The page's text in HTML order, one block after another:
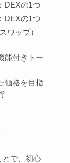
DEXの1つ
DEXの1つ
ワップ）：
能付きトー
価格を目指
とで、初心